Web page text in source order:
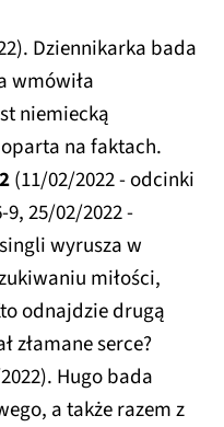
Dziennikarka bada
wmówiła
niemiecką
na faktach.
(11/02/2022 - odcinki
25/02/2022 -
wyrusza w
miłości,
odnajdzie drugą
złamane serce?
Hugo bada
a także razem z